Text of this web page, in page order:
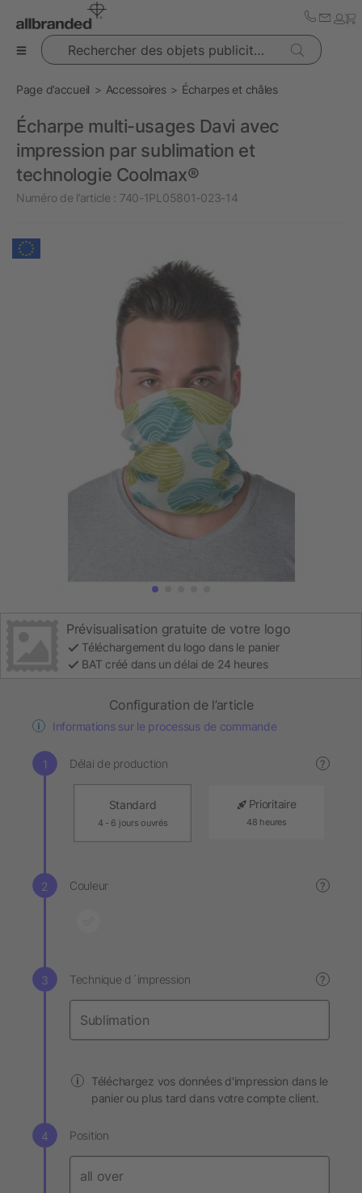
Rechercher des objets publicitaires
Page d’accueil Accessoires Écharpes et châles
Écharpe multi-usages Davi avec
impression par sublimation et
technologie Coolmax®
Numéro de l’article : 740-1PL05801-023-14
Prévisualisation gratuite de votre logo
Téléchargement du logo dans le panier
BAT créé dans un délai de 24 heures
Configuration de l’article
Informations sur le processus de commande
Délai de production ?
Standard
4 - 6 jours ouvrés
Prioritaire
48 heures
Couleur ?
Technique d´impression ?
Téléchargez vos données d'impression dans le
panier ou plus tard dans votre compte client.
Position